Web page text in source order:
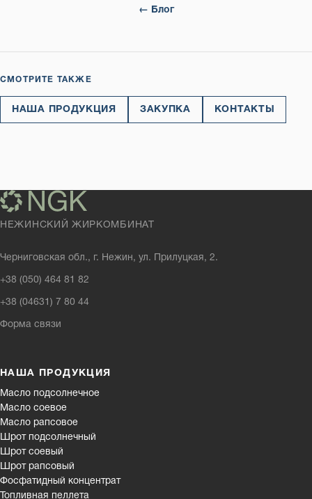
← Блог
СМОТРИТЕ ТАКЖЕ
НАША ПРОДУКЦИЯ ЗАКУПКА КОНТАКТЫ
НЕЖИНСКИЙ ЖИРКОМБИНАТ
Черниговская обл., г. Нежин, ул. Прилуцкая, 2.
+38 (050) 464 81 82
+38 (04631) 7 80 44
Форма связи
НАША ПРОДУКЦИЯ
Масло подсолнечное
Масло соевое
Масло рапсовое
Шрот подсолнечный
Шрот соевый
Шрот рапсовый
Фосфатидный концентрат
Топливная пеллета